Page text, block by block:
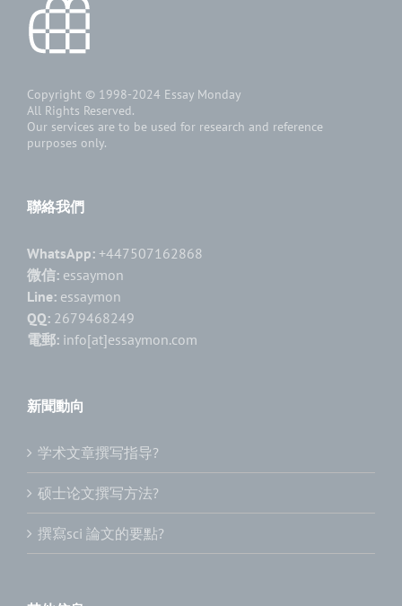
Copyright © 1998-2024 Essay Monday
All Rights Reserved.
Our services are to be used for research and reference
purposes only.
聯絡我們
WhatsApp: +447507162868
微信: essaymon
Line: essaymon
QQ: 2679468249
電郵: info[at]essaymon.com
新聞動向
学术文章撰写指导?
硕士论文撰写方法?
撰寫sci 論文的要點?